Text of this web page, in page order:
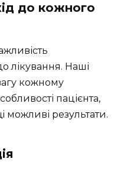
до кожного
лікування. Наші
кожному
пацієнта,
результати.